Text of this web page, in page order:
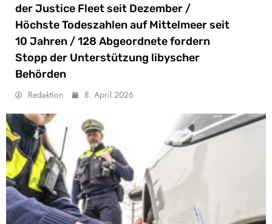
der Justice Fleet seit Dezember /
Höchste Todeszahlen auf Mittelmeer seit
10 Jahren / 128 Abgeordnete fordern
Stopp der Unterstützung libyscher
Behörden
Redaktion 8. April 2026